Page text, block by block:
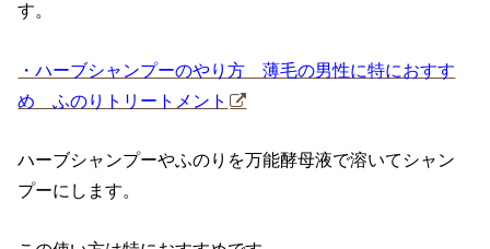
す。
・ハーブシャンプーのやり方 薄毛の男性に特におすす
め ふのりトリートメント
ハーブシャンプーやふのりを万能酵母液で溶いてシャン
プーにします。